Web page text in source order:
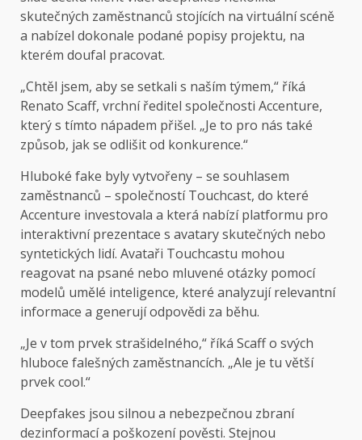
skutečných zaměstnanců stojících na virtuální scéně
a nabízel dokonale podané popisy projektu, na
kterém doufal pracovat.
„Chtěl jsem, aby se setkali s naším týmem,“ říká
Renato Scaff, vrchní ředitel společnosti Accenture,
který s tímto nápadem přišel. „Je to pro nás také
způsob, jak se odlišit od konkurence.“
Hluboké fake byly vytvořeny – se souhlasem
zaměstnanců – společností Touchcast, do které
Accenture investovala a která nabízí platformu pro
interaktivní prezentace s avatary skutečných nebo
syntetických lidí. Avataři Touchcastu mohou
reagovat na psané nebo mluvené otázky pomocí
modelů umělé inteligence, které analyzují relevantní
informace a generují odpovědi za běhu.
„Je v tom prvek strašidelného,“ říká Scaff o svých
hluboce falešných zaměstnancích. „Ale je tu větší
prvek cool.“
Deepfakes jsou silnou a nebezpečnou zbraní
dezinformací a poškození pověsti. Stejnou